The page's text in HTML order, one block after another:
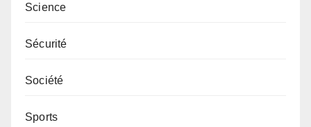
Science
Sécurité
Société
Sports